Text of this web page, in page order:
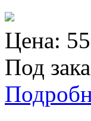
Цена:
Под